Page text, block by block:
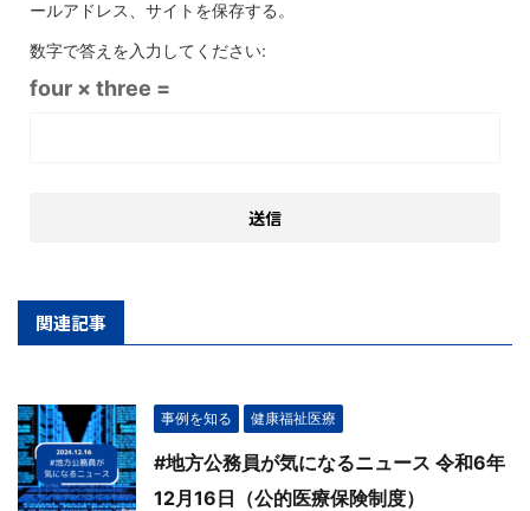
ールアドレス、サイトを保存する。
数字で答えを入力してください:
four × three =
関連記事
事例を知る 健康福祉医療
#地方公務員が気になるニュース 令和6年
12月16日（公的医療保険制度）